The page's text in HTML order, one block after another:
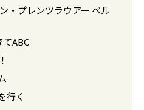
・プレンツラウアー ベル
ABC
行く